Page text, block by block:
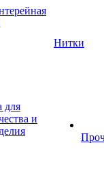
для
и
Нитки